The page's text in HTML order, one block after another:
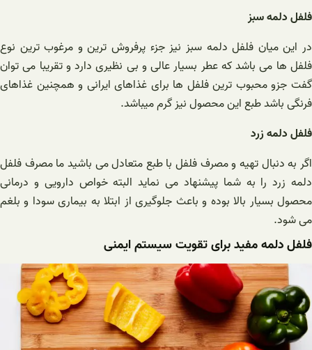
فلفل دلمه سبز
در این میان فلفل دلمه سبز نیز جزء پرفروش ترین و مرغوب ترین نوع
فلفل ها می باشد که عطر بسیار عالی و بی نظیری دارد و تقریبا می توان
گفت جزو محبوب ترین فلفل ها برای غذاهای ایرانی و همچنین غذاهای
فرنگی باشد طبع این محصول نیز گرم میباشد.
فلفل دلمه زرد
اگر به دنبال تهیه و مصرف فلفل با طبع متعادل می باشید ما مصرف فلفل
دلمه زرد را به شما پیشنهاد می نماید البته خواص دارویی و درمانی
محصول بسیار بالا بوده و باعث جلوگیری از ابتلا به بیماری سودا و بلغم
می شود.
فلفل دلمه مفید برای تقویت سیستم ایمنی